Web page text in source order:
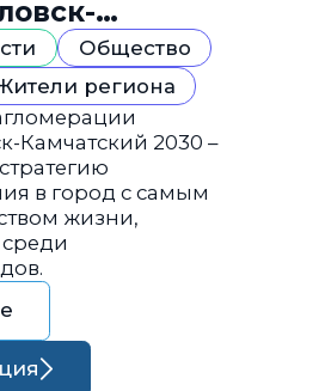
2030Общество
региона
Камчатский 2030 –
в город с самым
жизни,